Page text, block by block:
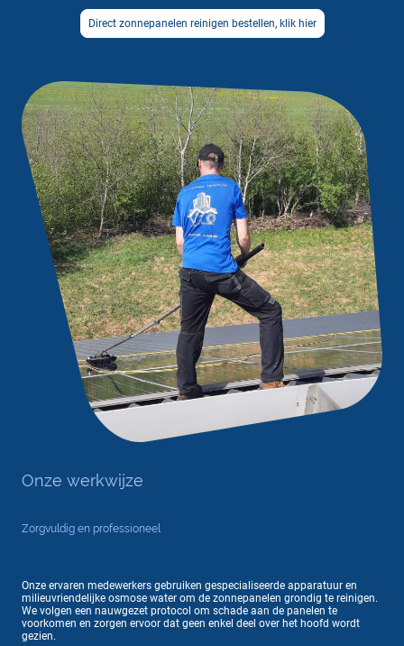
Direct zonnepanelen reinigen bestellen, klik hier
Onze werkwijze
Zorgvuldig en professioneel
Onze ervaren medewerkers gebruiken gespecialiseerde apparatuur en
milieuvriendelijke osmose water om de zonnepanelen grondig te reinigen.
We volgen een nauwgezet protocol om schade aan de panelen te
voorkomen en zorgen ervoor dat geen enkel deel over het hoofd wordt
gezien.